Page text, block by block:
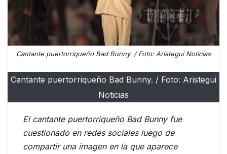
Cantante puertorriqueño Bad Bunny. / Foto: Aristegui Noticias
Cantante puertorriqueño Bad Bunny. / Foto: Aristegui
Noticias
El cantante puertorriqueño Bad Bunny fue
cuestionado en redes sociales luego de
compartir una imagen en la que aparece